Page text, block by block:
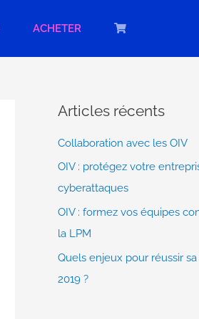
ACHETER
Articles récents
Collaboration avec les OIV
OIV : protégez votre
cyberattaques
OIV : formez vos équipes
la LPM
Quels enjeux pour réussir
2019 ?